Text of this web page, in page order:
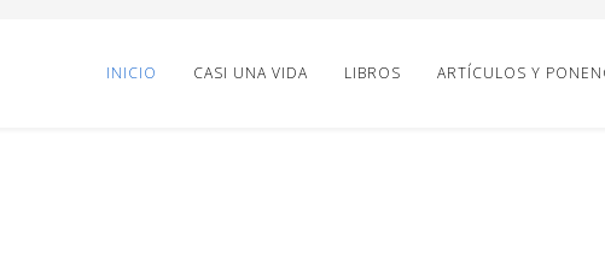
INICIO CASI UNA VIDA LIBROS ARTÍCULOS Y